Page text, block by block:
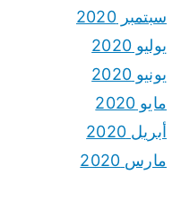
سبتمبر 2020
يوليو 2020
يونيو 2020
مايو 2020
أبريل 2020
مارس 2020